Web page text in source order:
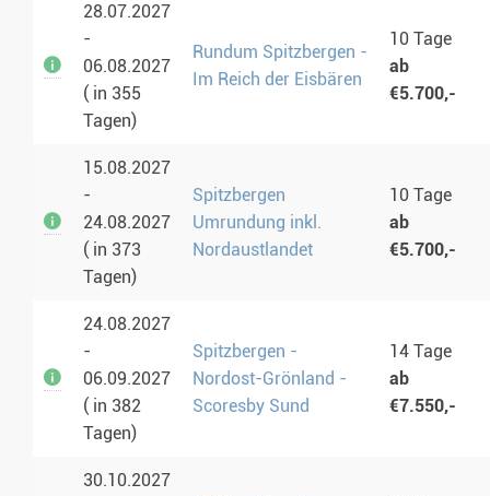
28.07.2027
-
06.08.2027
( in 355
Tagen)
Rundum Spitzbergen -
Im Reich der Eisbären
10 Tage
ab
€5.700,-
15.08.2027
-
24.08.2027
( in 373
Tagen)
Spitzbergen
Umrundung inkl.
Nordaustlandet
10 Tage
ab
€5.700,-
24.08.2027
-
06.09.2027
( in 382
Tagen)
Spitzbergen -
Nordost-Grönland -
Scoresby Sund
14 Tage
ab
€7.550,-
30.10.2027